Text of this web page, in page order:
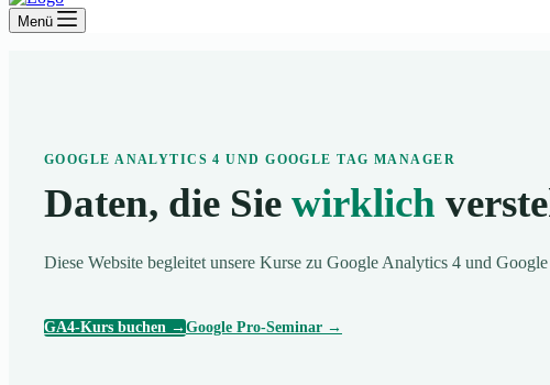
Menü
GOOGLE ANALYTICS 4 UND GOOGLE TAG MANAGER
Daten, die Sie wirklich
Diese Website begleitet unsere Kurse zu Google Analytics 4 und
GA4-Kurs buchen → Google Pro-Seminar →